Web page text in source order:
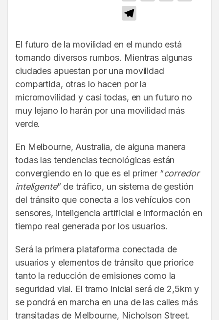
El futuro de la movilidad en el mundo está
tomando diversos rumbos. Mientras algunas
ciudades apuestan por una movilidad
compartida, otras lo hacen por la
micromovilidad y casi todas, en un futuro no
muy lejano lo harán por una movilidad más
verde.
En Melbourne, Australia, de alguna manera
todas las tendencias tecnológicas están
convergiendo en lo que es el primer “corredor
inteligente” de tráfico, un sistema de gestión
del tránsito que conecta a los vehículos con
sensores, inteligencia artificial e información en
tiempo real generada por los usuarios.
Será la primera plataforma conectada de
usuarios y elementos de tránsito que priorice
tanto la reducción de emisiones como la
seguridad vial. El tramo inicial será de 2,5km y
se pondrá en marcha en una de las calles más
transitadas de Melbourne, Nicholson Street.